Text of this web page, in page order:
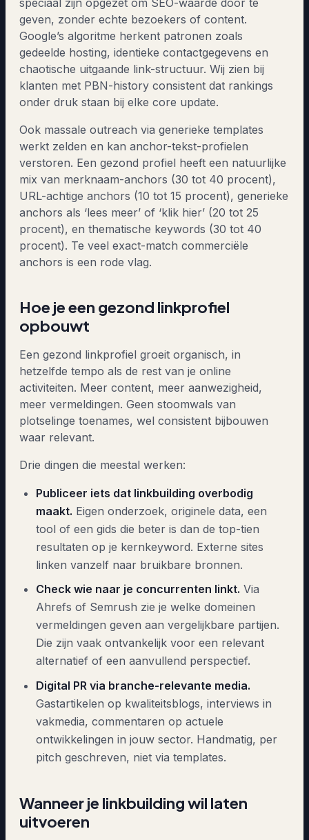
geven, zonder echte bezoekers of content.
Google’s algoritme herkent patronen zoals
gedeelde hosting, identieke contactgegevens en
chaotische uitgaande link-structuur. Wij zien bij
klanten met PBN-history consistent dat rankings
onder druk staan bij elke core update.
Ook massale outreach via generieke templates
werkt zelden en kan anchor-tekst-profielen
verstoren. Een gezond profiel heeft een natuurlijke
mix van merknaam-anchors (30 tot 40 procent),
URL-achtige anchors (10 tot 15 procent), generieke
anchors als ‘lees meer’ of ‘klik hier’ (20 tot 25
procent), en thematische keywords (30 tot 40
procent). Te veel exact-match commerciële
anchors is een rode vlag.
Hoe je een gezond linkprofiel
opbouwt
Een gezond linkprofiel groeit organisch, in
hetzelfde tempo als de rest van je online
activiteiten. Meer content, meer aanwezigheid,
meer vermeldingen. Geen stoomwals van
plotselinge toenames, wel consistent bijbouwen
waar relevant.
Drie dingen die meestal werken:
Publiceer iets dat linkbuilding overbodig
maakt. Eigen onderzoek, originele data, een
tool of een gids die beter is dan de top-tien
resultaten op je kernkeyword. Externe sites
linken vanzelf naar bruikbare bronnen.
Check wie naar je concurrenten linkt. Via
Ahrefs of Semrush zie je welke domeinen
vermeldingen geven aan vergelijkbare partijen.
Die zijn vaak ontvankelijk voor een relevant
alternatief of een aanvullend perspectief.
Digital PR via branche-relevante media.
Gastartikelen op kwaliteitsblogs, interviews in
vakmedia, commentaren op actuele
ontwikkelingen in jouw sector. Handmatig, per
pitch geschreven, niet via templates.
Wanneer je linkbuilding wil laten
uitvoeren